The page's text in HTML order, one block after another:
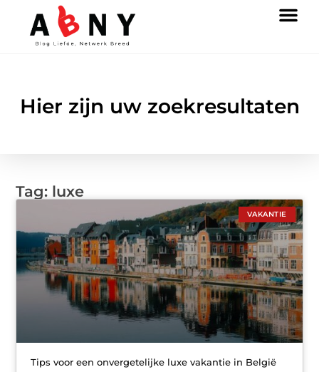
Hier zijn uw zoekresultaten
Tag: luxe
VAKANTIE
Tips voor een onvergetelijke luxe vakantie in België